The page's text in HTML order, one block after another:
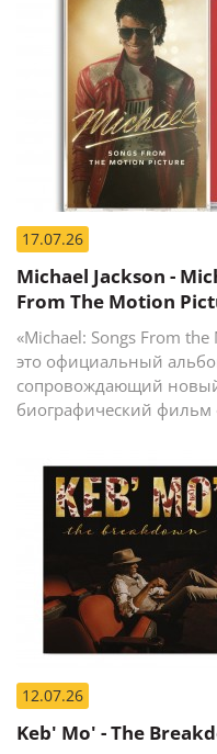
17.07.26
Michael Jackson -
From The Motion
«Michael: Songs From
это официальный
сопровождающий
биографический фильм
12.07.26
Keb' Mo' - The